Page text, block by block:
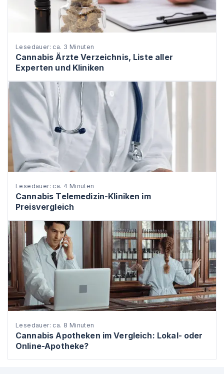
Lesedauer: ca. 3 Minuten
Cannabis Ärzte Verzeichnis, Liste aller
Experten und Kliniken
Lesedauer: ca. 4 Minuten
Cannabis Telemedizin-Kliniken im
Preisvergleich
Lesedauer: ca. 8 Minuten
Cannabis Apotheken im Vergleich: Lokal- oder
Online-Apotheke?